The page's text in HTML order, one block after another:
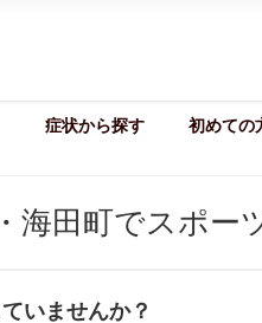
症状から探す 初めての
海田町でスポ
いませんか？